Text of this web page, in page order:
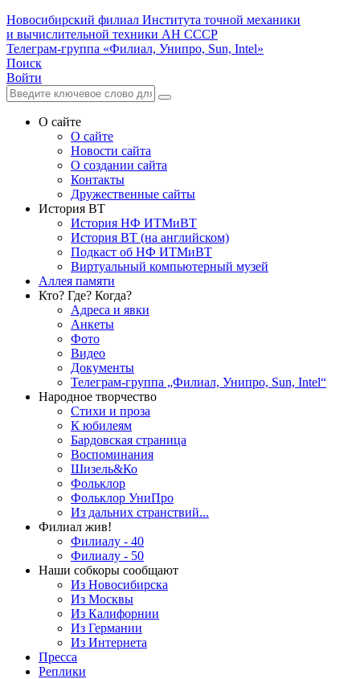
Новосибирский филиал Института точной механики
и вычислительной техники АН СССР
Телеграм-группа «Филиал, Унипро, Sun, Intel»
Поиск
Войти
О сайте
О сайте
Новости сайта
О создании сайта
Контакты
Дружественные сайты
История ВТ
История НФ ИТМиВТ
История ВТ (на английском)
Подкаст об НФ ИТМиВТ
Виртуальный компьютерный музей
Аллея памяти
Кто? Где? Когда?
Адреса и явки
Анкеты
Фото
Видео
Документы
Телеграм-группа „Филиал, Унипро, Sun, Intel“
Народное творчество
Стихи и проза
К юбилеям
Бардовская страница
Воспоминания
Шизель&Ко
Фольклор
Фольклор УниПро
Из дальних странствий...
Филиал жив!
Филиалу - 40
Филиалу - 50
Наши собкоры сообщают
Из Новосибирска
Из Москвы
Из Калифорнии
Из Германии
Из Интернета
Пресса
Реплики